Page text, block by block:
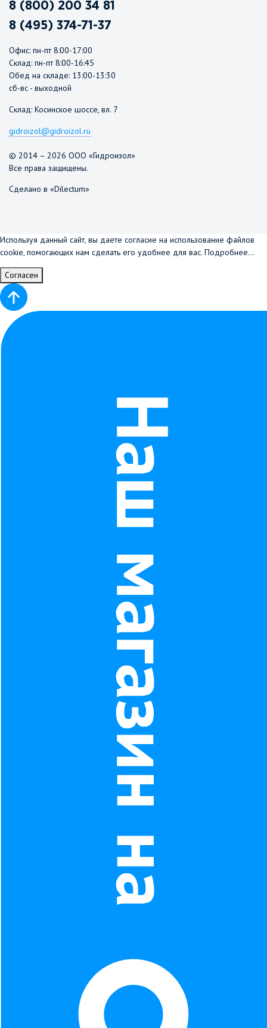
8 (800) 200 34 81
8 (495) 374-71-37
Офис: пн-пт 8:00-17:00
Склад: пн-пт 8:00-16:45
Обед на складе: 13:00-13:30
сб-вс - выходной
Склад: Косинское шоссе, вл. 7
gidroizol@gidroizol.ru
© 2014 – 2026 ООО «Гидроизол»
Все права защищены.
Сделано в «Dilectum»
Используя данный сайт, вы даете согласие на использование файлов
cookie, помогающих нам сделать его удобнее для вас. Подробнее...
Согласен